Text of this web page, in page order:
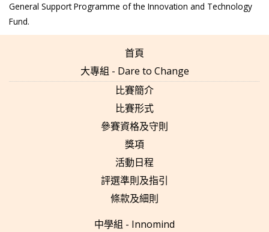
General Support Programme of the Innovation and Technology
Fund.
首頁
大專組 - Dare to Change
比賽簡介
比賽形式
參賽資格及守則
獎項
活動日程
評選準則及指引
條款及細則
中學組 - Innomind